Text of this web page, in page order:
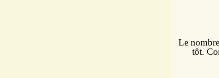
Le
tôt.